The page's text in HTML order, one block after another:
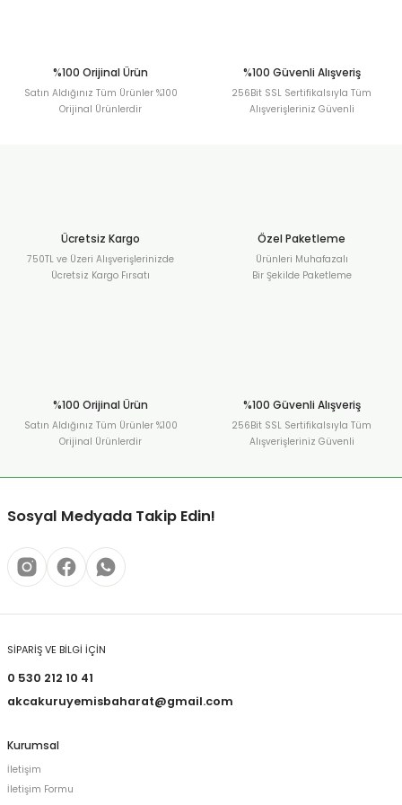
%100 Orijinal Ürün
Satın Aldığınız Tüm Ürünler %100
Orijinal Ürünlerdir
%100 Güvenli Alışveriş
256Bit SSL Sertifikalsıyla Tüm
Alışverişleriniz Güvenli
Ücretsiz Kargo
750TL ve Üzeri Alışverişlerinizde
Ücretsiz Kargo Fırsatı
Özel Paketleme
Ürünleri Muhafazalı
Bir Şekilde Paketleme
%100 Orijinal Ürün
Satın Aldığınız Tüm Ürünler %100
Orijinal Ürünlerdir
%100 Güvenli Alışveriş
256Bit SSL Sertifikalsıyla Tüm
Alışverişleriniz Güvenli
Sosyal Medyada Takip Edin!
SİPARİŞ VE BİLGİ İÇİN
0 530 212 10 41
akcakuruyemisbaharat@gmail.com
Kurumsal
İletişim
İletişim Formu